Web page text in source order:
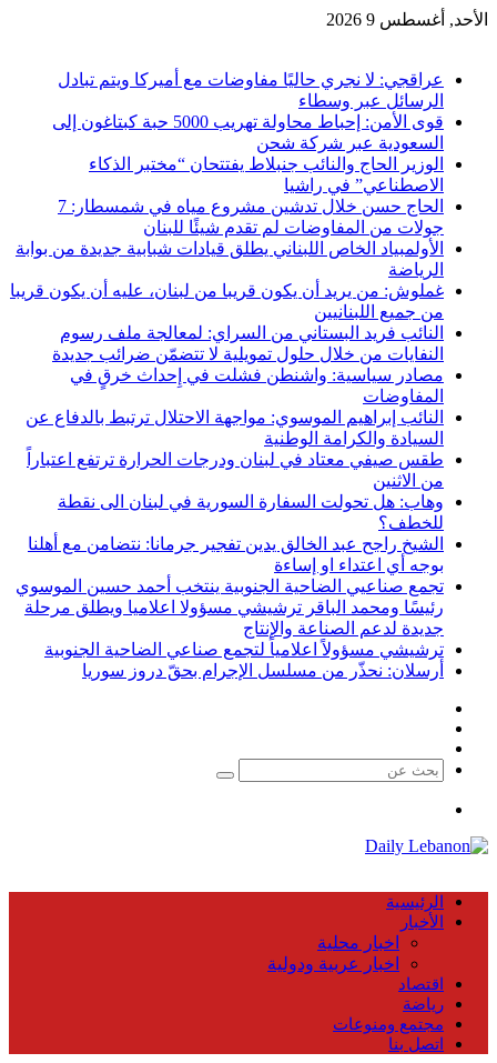
الأحد, أغسطس 9 2026
عراقجي: لا نجري حاليًا مفاوضات مع أميركا ويتم تبادل
الرسائل عبر وسطاء
قوى الأمن: إحباط محاولة تهريب 5000 حبة كبتاغون إلى
السعودية عبر شركة شحن
الوزير الحاج والنائب جنبلاط يفتتحان “مختبر الذكاء
الاصطناعي” في راشيا
الحاج حسن خلال تدشين مشروع مياه في شمسطار: 7
جولات من المفاوضات لم تقدم شيئًا للبنان
الأولمبياد الخاص اللبناني يطلق قيادات شبابية جديدة من بوابة
الرياضة
غملوش: من يريد أن يكون قريبا من لبنان، عليه أن يكون قريبا
من جميع اللبنانيين
النائب فريد البستاني من السراي: لمعالجة ملف رسوم
النفايات من خلال حلول تمويلية لا تتضمّن ضرائب جديدة
مصادر سياسية: واشنطن فشلت في إِحداث خرقٍ في
المفاوضات
النائب إبراهيم الموسوي: مواجهة الاحتلال ترتبط بالدفاع عن
السيادة والكرامة الوطنية
طقس صيفي معتاد في لبنان ودرجات الحرارة ترتفع اعتباراً
من الاثنين
وهاب: هل تحولت السفارة السورية في لبنان الى نقطة
للخطف؟
الشيخ راجح عبد الخالق يدين تفجير جرمانا: نتضامن مع أهلنا
بوجه أي اعتداء او إساءة
تجمع صناعيي الضاحية الجنوبية ينتخب أحمد حسين الموسوي
رئيسًا ومحمد الباقر ترشيشي مسؤولا اعلاميا ويطلق مرحلة
جديدة لدعم الصناعة والإنتاج
ترشيشي مسؤولاً اعلامياً لتجمع صناعي الضاحية الجنوبية
أرسلان: نحذّر من مسلسل الإجرام بحقّ دروز سوريا
بحث
الرئيسية
الأخبار
اخبار محلية
اخبار عربية ودولية
اقتصاد
رياضة
مجتمع ومنوعات
اتصل بنا